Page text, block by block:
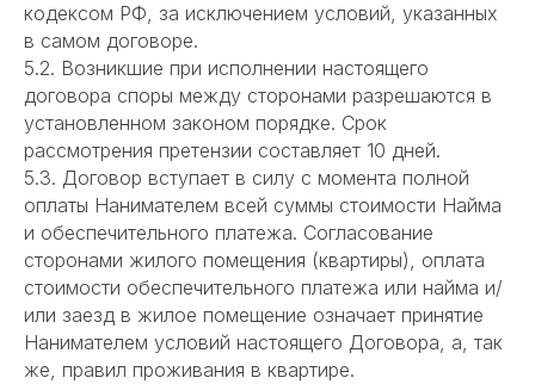
кодексом РФ, за исключением условий, указанных
в самом договоре.
5.2. Возникшие при исполнении настоящего
договора споры между сторонами разрешаются в
установленном законом порядке. Срок
рассмотрения претензии составляет 10 дней.
5.3. Договор вступает в силу с момента полной
оплаты Нанимателем всей суммы стоимости Найма
и обеспечительного платежа. Согласование
сторонами жилого помещения (квартиры), оплата
стоимости обеспечительного платежа или найма и/
или заезд в жилое помещение означает принятие
Нанимателем условий настоящего Договора, а, так
же, правил проживания в квартире.